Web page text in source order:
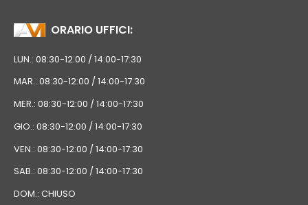
ORARIO UFFICI:
LUN.: 08:30-12:00 / 14:00-17:30
MAR.: 08:30-12:00 / 14:00-17:30
MER.: 08:30-12:00 / 14:00-17:30
GIO.: 08:30-12:00 / 14:00-17:30
VEN.: 08:30-12:00 / 14:00-17:30
SAB.: 08:30-12:00 / 14:00-17:30
DOM.: CHIUSO